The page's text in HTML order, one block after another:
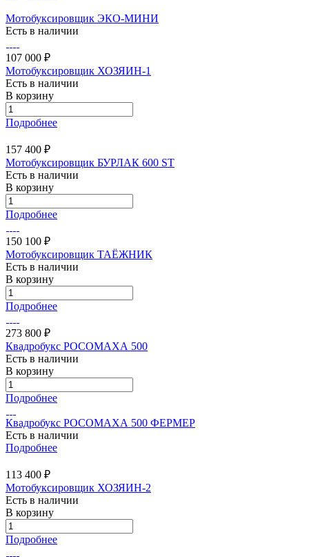
Мотобуксировщик ЭКО-МИНИ
Есть в наличии
107 000 ₽
Мотобуксировщик ХОЗЯИН-1
Есть в наличии
В корзину
Подробнее
157 400 ₽
Мотобуксировщик БУРЛАК 600 ST
Есть в наличии
В корзину
Подробнее
150 100 ₽
Мотобуксировщик ТАЁЖНИК
Есть в наличии
В корзину
Подробнее
273 800 ₽
Квадробукс РОСОМАХА 500
Есть в наличии
В корзину
Подробнее
Квадробукс РОСОМАХА 500 ФЕРМЕР
Есть в наличии
Подробнее
113 400 ₽
Мотобуксировщик ХОЗЯИН-2
Есть в наличии
В корзину
Подробнее